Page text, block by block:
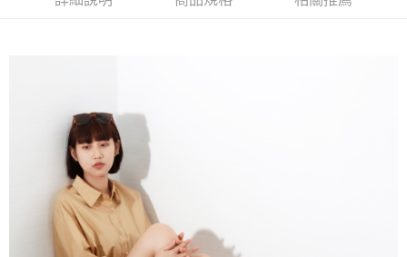
AFTEE先享後付是「在收到商品之後才付款」的支付方式。 讓您購物簡單
１．於結帳方式選擇「AFTEE先享後付」後，將跳轉至「AFTEE先享後付」
結帳頁面，進行簡訊認證並確認金額後，即可完成結帳。
２．訂單成立數日內，您將收到繳費通知簡訊。
３．收到繳費通知簡訊後14天內，點擊此簡訊中的連結，可透過四大超商／
ATM／網路銀行／等多元方式進行付款，方視為交易完成。
※ 請注意：結帳手續完成當下不需立刻繳費，但若您需要取消訂單，請聯絡
購買商品的店家。未經商家同意取消之訂單仍視為有效，需透過AFTEE先享
後付繳納相關費用。
※ 交易是否成功請以「AFTEE先享後付 」之結帳頁面顯示為準，若有關於
付款後全家取貨
每筆NT$60，滿NT$800(含以上)免運費
7-11取貨付款
每筆NT$60，滿NT$800(含以上)免運費
付款後7-11取貨